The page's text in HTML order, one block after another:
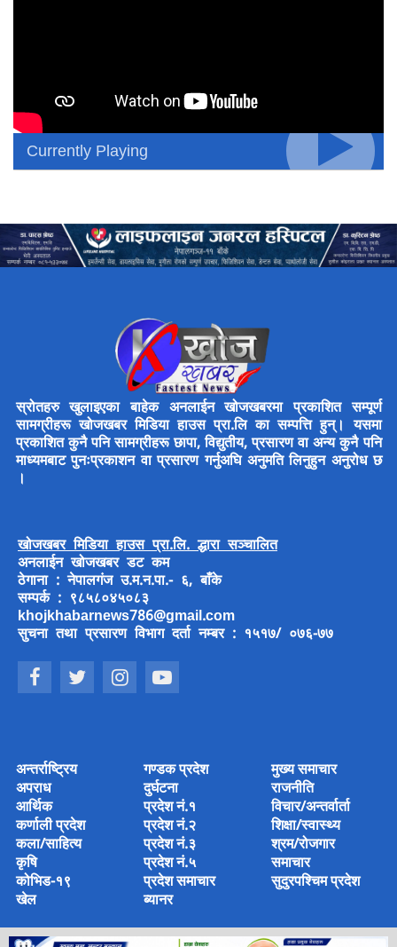
Currently Playing
स्रोतहरु खुलाइएका बाहेक अनलाईन खोजखबरमा प्रकाशित सम्पूर्ण
सामग्रीहरू खोजखबर मिडिया हाउस प्रा.लि का सम्पत्ति हुन्। यसमा
प्रकाशित कुनै पनि सामग्रीहरू छापा, विद्युतीय, प्रसारण वा अन्य कुनै पनि
माध्यमबाट पुनःप्रकाशन वा प्रसारण गर्नुअघि अनुमति लिनुहुन अनुरोध छ
।
खोजखबर मिडिया हाउस प्रा.लि. द्धारा सञ्चालित
अनलाईन खोजखबर डट कम
ठेगाना : नेपालगंज उ.म.न.पा.- ६, बाँके
सम्पर्क : ९८५८०४५०८३
khojkhabarnews786@gmail.com
सुचना तथा प्रसारण विभाग दर्ता नम्बर : १५१७/ ०७६-७७
अन्तर्राष्ट्रिय
अपराध
आर्थिक
कर्णाली प्रदेश
कला/साहित्य
कृषि
कोभिड-१९
खेल
गण्डक प्रदेश
दुर्घटना
प्रदेश नं.१
प्रदेश नं.२
प्रदेश नं.३
प्रदेश नं.५
प्रदेश समाचार
ब्यानर
मुख्य समाचार
राजनीति
विचार/अन्तर्वार्ता
शिक्षा/स्वास्थ्य
श्रम/रोजगार
समाचार
सुदुरपश्चिम प्रदेश